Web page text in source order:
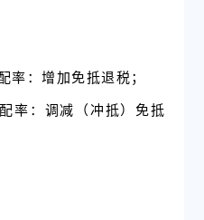
率：增加免抵退税；
率：调减（冲抵）免抵